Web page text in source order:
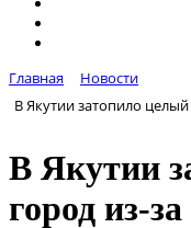
Главная
Новости
В Якутии затопило
В Якутии
город из-